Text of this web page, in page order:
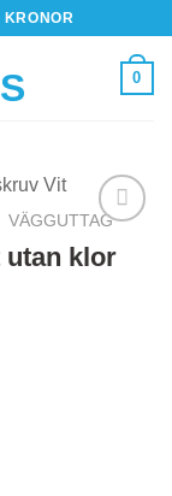
0
VÄGGUTTAG
utan klor